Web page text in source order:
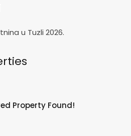
u Tuzli 2026.
Property Found!